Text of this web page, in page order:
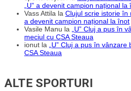
„U” a devenit campion național la
Vass Attila la Clujul scrie istorie în
a devenit campion național la înot
Vasile Manu la „U” Cluj a pus în
meciul cu CSA Steaua
ionut la „U” Cluj a pus în
CSA Steaua
ALTE SPORTURI